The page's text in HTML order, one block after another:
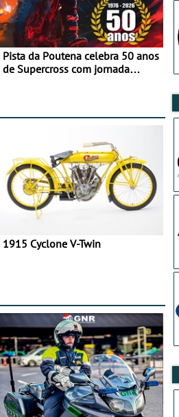
Pista da Poutena celebra 50 anos
de Supercross com jornada
1915 Cyclone V-Twin